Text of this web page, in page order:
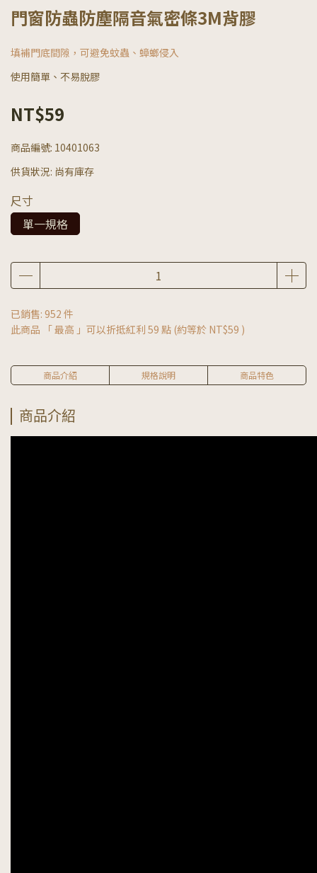
門窗防蟲防塵隔音氣密條3M背膠
填補門底間隙，可避免蚊蟲、蟑螂侵入
使用簡單、不易脫膠
NT$59
商品編號: 10401063
供貨狀況: 尚有庫存
尺寸
單一規格
已銷售: 952 件
此商品 「 最高 」可以折抵紅利 59 點 (約等於 NT$59 )
商品介紹 規格說明 商品特色
商品介紹